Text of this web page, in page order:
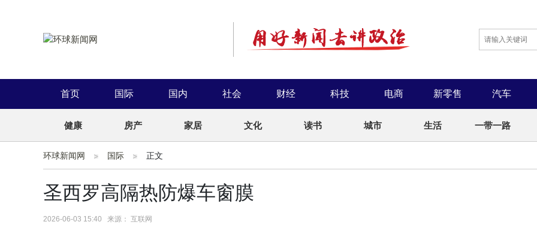
首页 国际 国内 社会 财经 科技 电商 新零售 汽车
健康 房产 家居 文化 读书 城市 生活 一带一路
环球新闻网 国际 正文
圣西罗高隔热防爆车窗膜
2026-06-03 15:40 来源： 互联网